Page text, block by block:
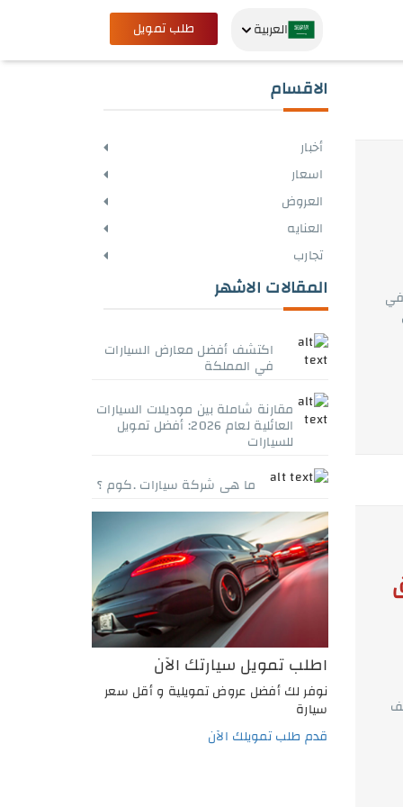
العربية طلب تمويل
الاقسام
أخبار
اسعار
العروض
العنايه
تجارب
المقالات الاشهر
اكتشف أفضل معارض السيارات
في المملكة
مقارنة شاملة بين موديلات السيارات
العائلية لعام 2026: أفضل تمويل
للسيارات
ما هى شركة سيارات .كوم ؟
اطلب تمويل سيارتك الآن
نوفر لك أفضل عروض تمويلية و أقل سعر
سيارة
قدم طلب تمويلك الآن